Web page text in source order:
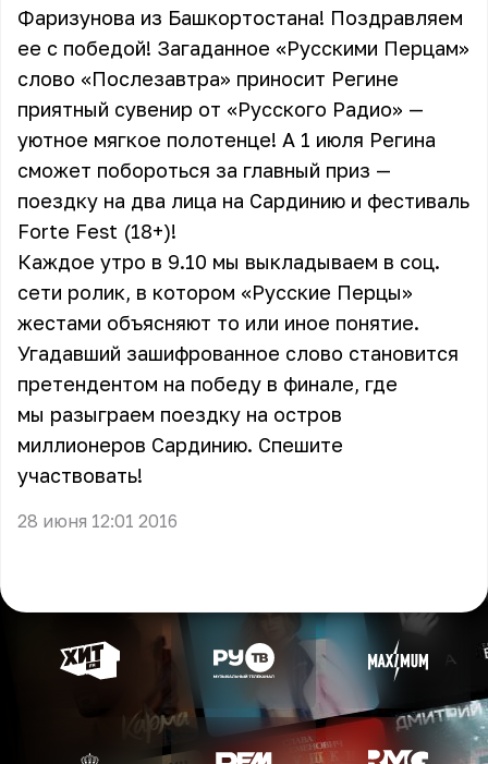
Фаризунова из Башкортостана! Поздравляем
ее с победой! Загаданное «Русскими Перцам»
слово «Послезавтра» приносит Регине
приятный сувенир от «Русского Радио» —
уютное мягкое полотенце! А 1 июля Регина
сможет побороться за главный приз —
поездку на два лица на Сардинию и фестиваль
Forte Fest (18+)!
Каждое утро в 9.10 мы выкладываем в соц.
сети ролик, в котором «Русские Перцы»
жестами объясняют то или иное понятие.
Угадавший зашифрованное слово становится
претендентом на победу в финале, где
мы разыграем поездку на остров
миллионеров Сардинию. Спешите
участвовать!
28 июня 12:01 2016